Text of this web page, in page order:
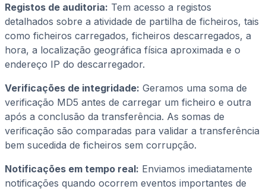
Registos de auditoria: Tem acesso a registos
detalhados sobre a atividade de partilha de ficheiros, tais
como ficheiros carregados, ficheiros descarregados, a
hora, a localização geográfica física aproximada e o
endereço IP do descarregador.
Verificações de integridade: Geramos uma soma de
verificação MD5 antes de carregar um ficheiro e outra
após a conclusão da transferência. As somas de
verificação são comparadas para validar a transferência
bem sucedida de ficheiros sem corrupção.
Notificações em tempo real: Enviamos imediatamente
notificações quando ocorrem eventos importantes de